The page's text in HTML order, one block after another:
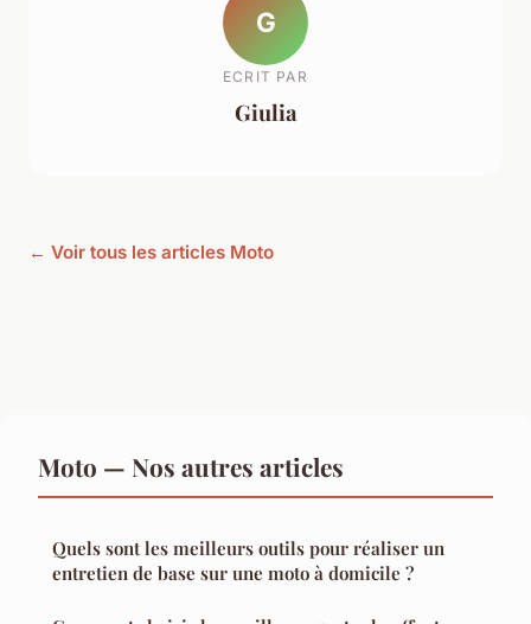
G
ECRIT PAR
Giulia
← Voir tous les articles Moto
Moto — Nos autres articles
Quels sont les meilleurs outils pour réaliser un
entretien de base sur une moto à domicile ?